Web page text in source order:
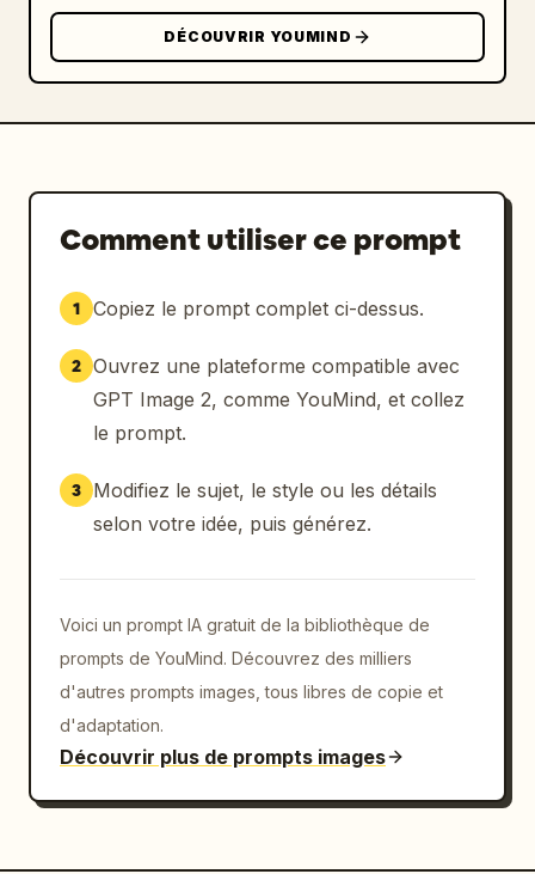
arrondie avec ombre légère, badge de numéro
bleu, grands échantillons typographiques
lisant Aa あ ア, chacun avec un soulignement
lien pour charger les polices sur le
Web.","visual":"carte blanche arrondie avec
ombre légère, badge de numéro bleu, panneau
lien HTML pour Google Fonts"}],"lower_band":
cercle bleu pâle","title":"Utile
pour","chips":{"count":3,"items":
[{"label":"Création Web","color":"bleu
Slides","color":"vert clair","icon":"tableau
de présentation"},{"label":"UI
d'application","color":"violet
verticale","sample_preview":"grand
échantillon typographique noir sur fond
blanc"},"typography":{"headline_font":"
","body_font":"
","notes":"Le mot Google dans le titre
utilise le style officiel du logo multicolore
DÉCOUVRIR YOUMIND
Comment utiliser ce prompt
1 Copiez le prompt complet ci-dessus.
2 Ouvrez une plateforme compatible avec
GPT Image 2, comme YouMind, et collez
le prompt.
3
Modifiez le sujet, le style ou les détails
selon votre idée, puis générez.
Voici un prompt IA gratuit de la bibliothèque de
prompts de YouMind. Découvrez des milliers
d'autres prompts images, tous libres de copie et
d'adaptation.
Découvrir plus de prompts images